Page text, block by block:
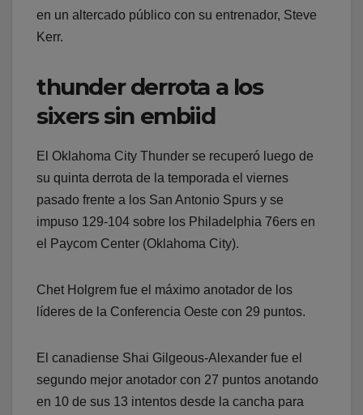
en un altercado público con su entrenador, Steve
Kerr.
thunder derrota a los
sixers sin embiid
El Oklahoma City Thunder se recuperó luego de
su quinta derrota de la temporada el viernes
pasado frente a los San Antonio Spurs y se
impuso 129-104 sobre los Philadelphia 76ers en
el Paycom Center (Oklahoma City).
Chet Holgrem fue el máximo anotador de los
líderes de la Conferencia Oeste con 29 puntos.
El canadiense Shai Gilgeous-Alexander fue el
segundo mejor anotador con 27 puntos anotando
en 10 de sus 13 intentos desde la cancha para